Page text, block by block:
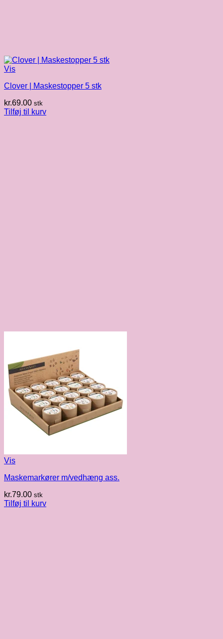
Vis
Clover | Maskestopper 5 stk
kr.69.00 stk
Tilføj til kurv
Vis
Maskemarkører m/vedhæng ass.
kr.79.00 stk
Tilføj til kurv